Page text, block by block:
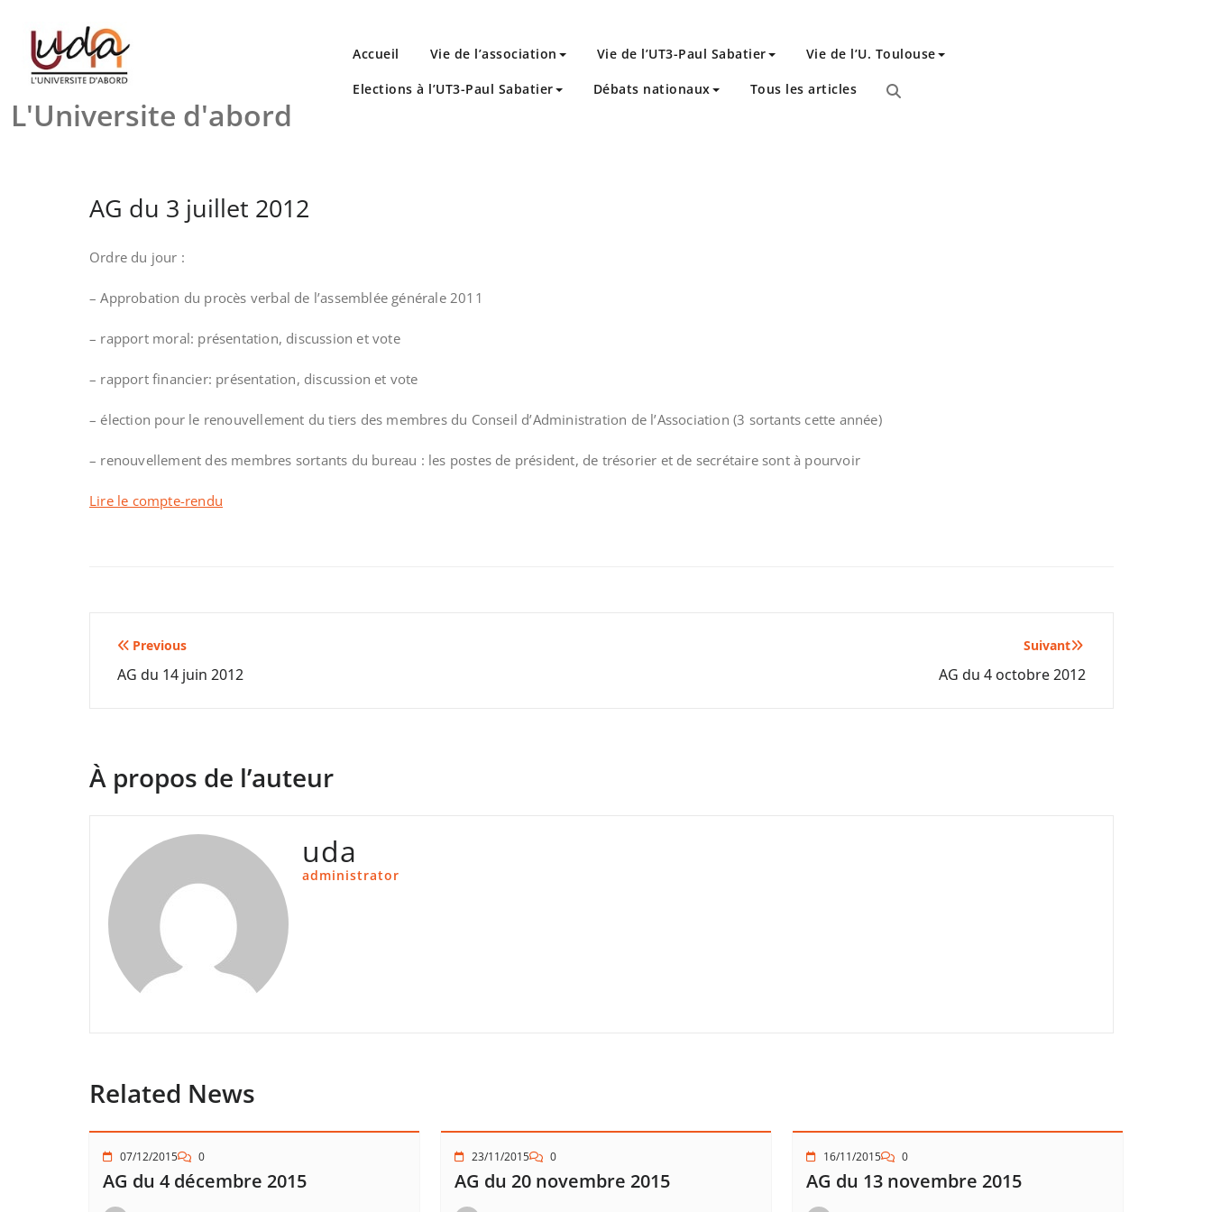
content
L'Universite d'abord
Accueil Vie de l’association Vie de l’UT3-Paul Sabatier Vie de l’U. Toulouse
Elections à l’UT3-Paul Sabatier Débats nationaux Tous les articles
AG du 3 juillet 2012
Ordre du jour :
– Approbation du procès verbal de l’assemblée générale 2011
– rapport moral: présentation, discussion et vote
– rapport financier: présentation, discussion et vote
– élection pour le renouvellement du tiers des membres du Conseil d’Administration de l’Association (3 sortants cette année)
– renouvellement des membres sortants du bureau : les postes de président, de trésorier et de secrétaire sont à pourvoir
Lire le compte-rendu
Navigation
de
Previous
AG du 14 juin 2012
Suivant
AG du 4 octobre 2012
À propos de l’auteur
uda
administrator
Related News
07/12/2015 0
AG du 4 décembre 2015
23/11/2015 0
AG du 20 novembre 2015
16/11/2015 0
AG du 13 novembre 2015